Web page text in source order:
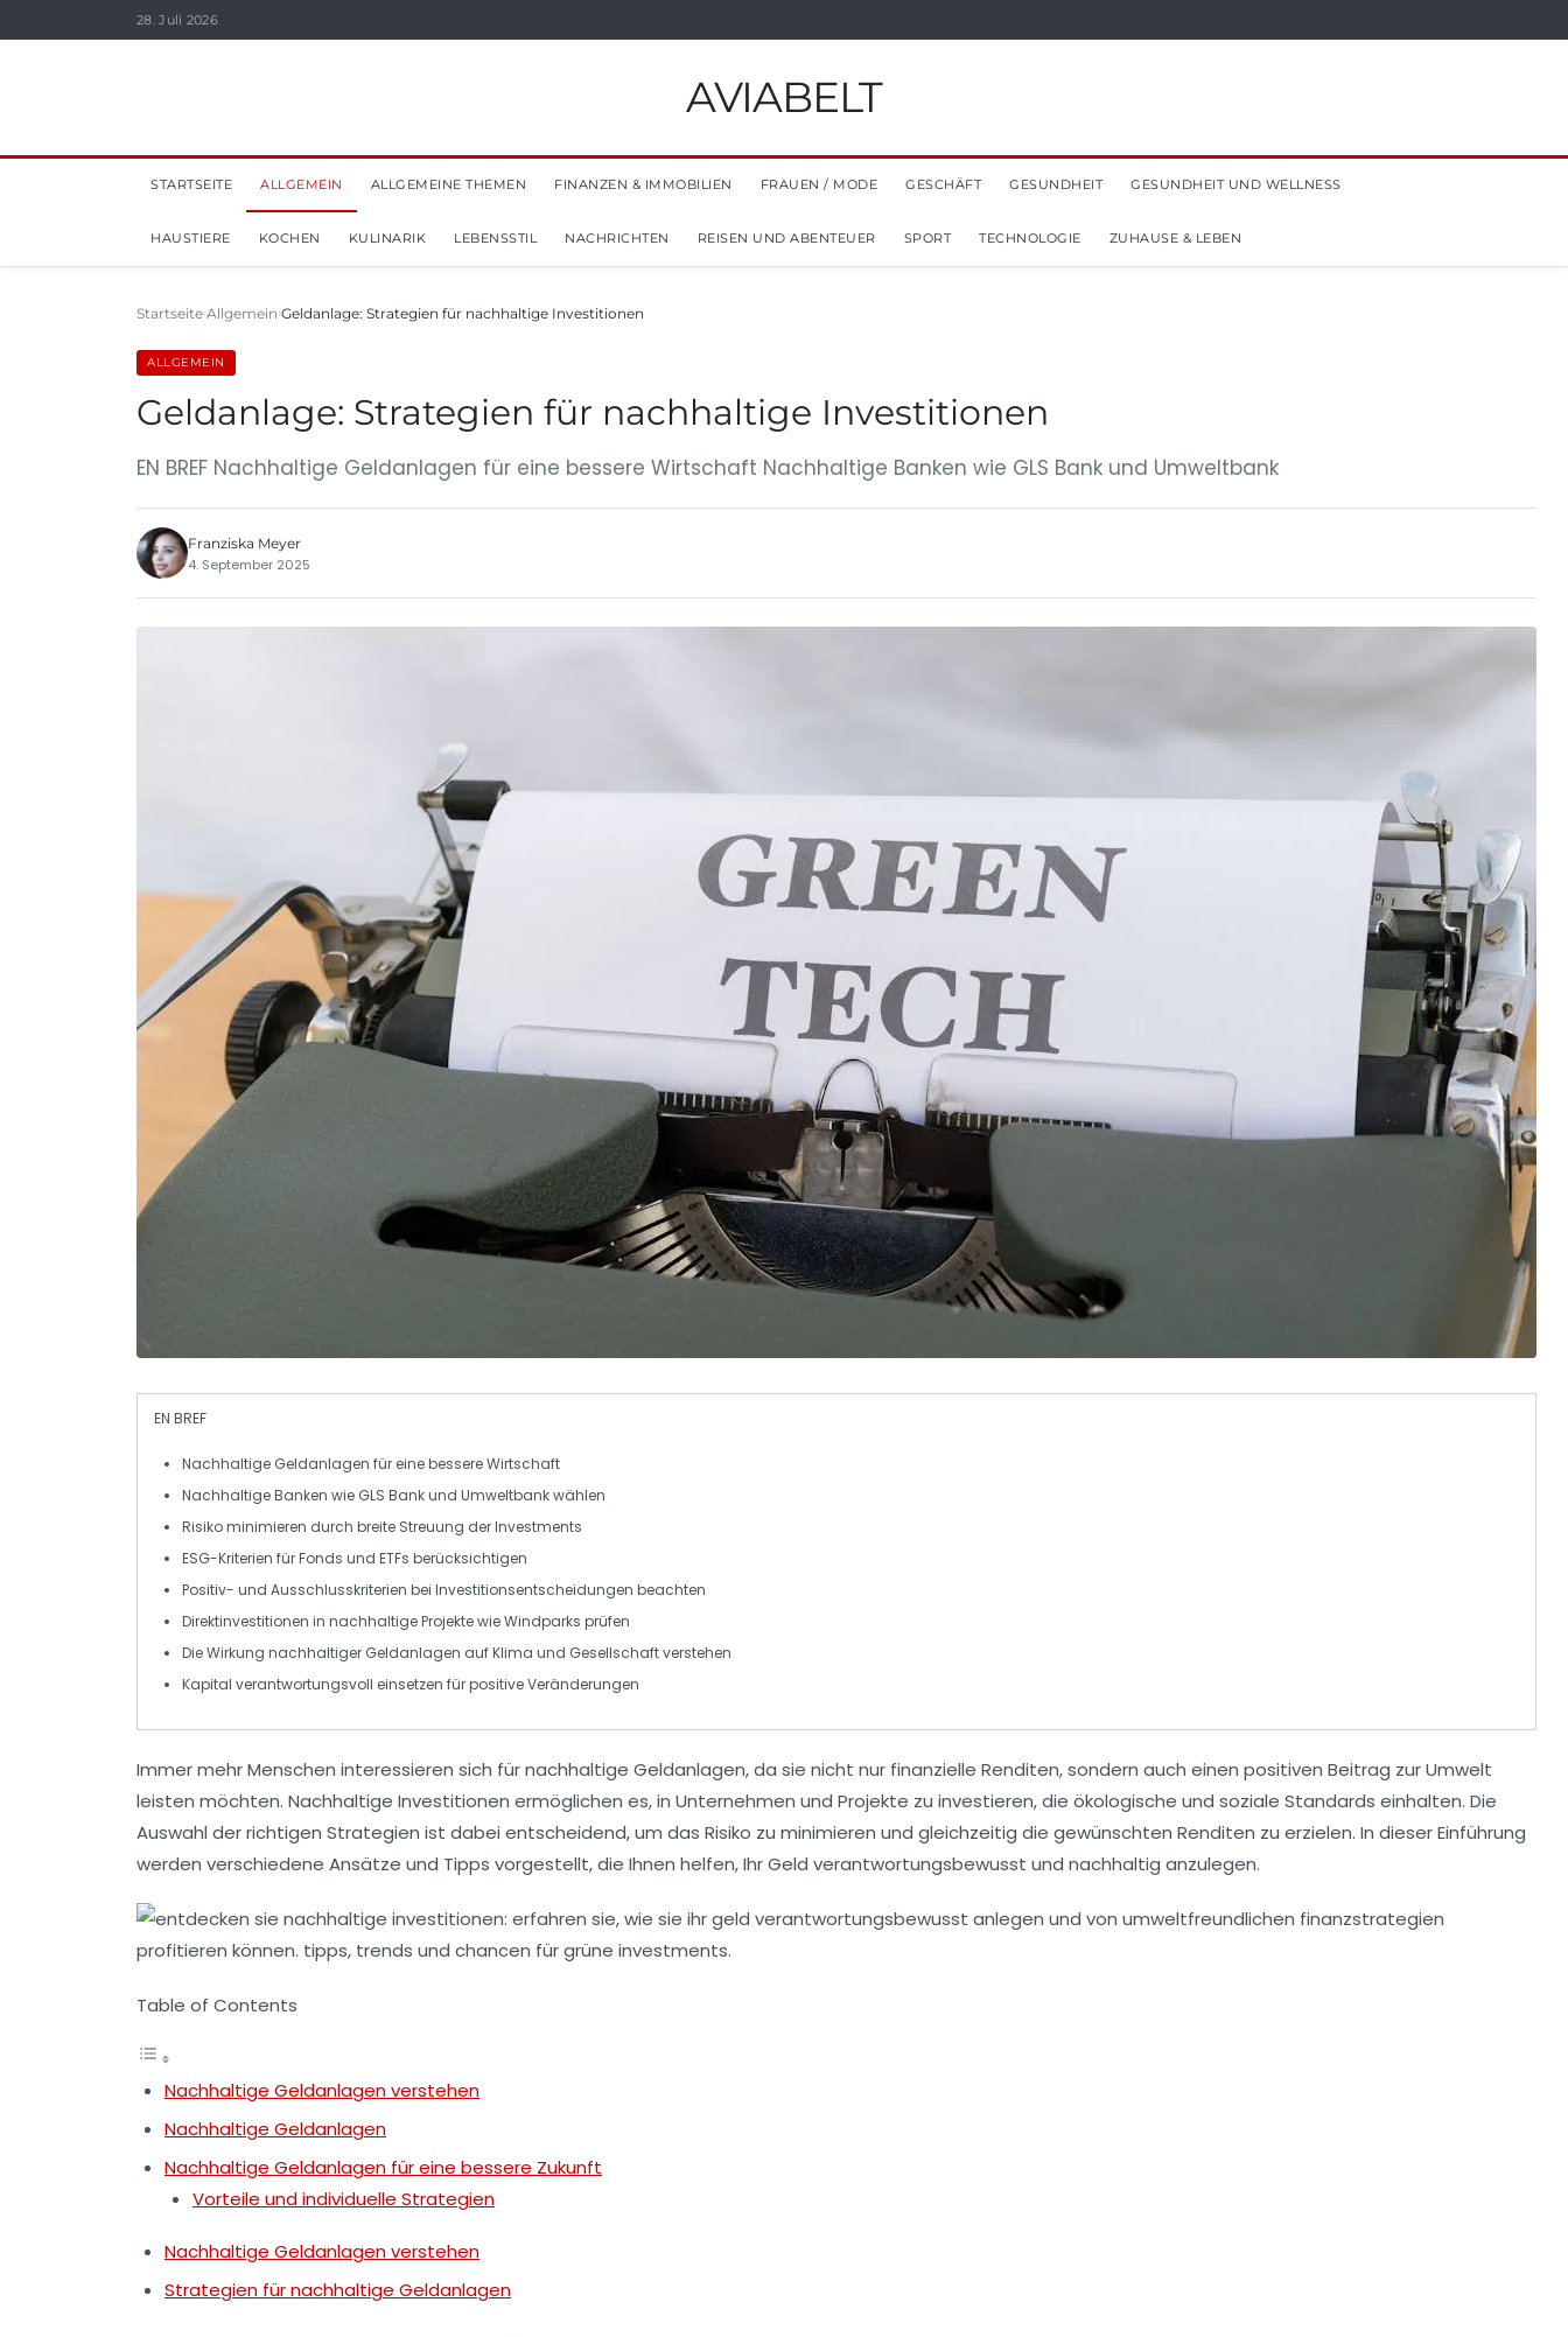
28. Juli 2026
AVIABELT
STARTSEITE ALLGEMEIN ALLGEMEINE THEMEN FINANZEN & IMMOBILIEN FRAUEN / MODE GESCHÄFT GESUNDHEIT GESUNDHEIT UND WELLNESS
HAUSTIERE KOCHEN KULINARIK LEBENSSTIL NACHRICHTEN REISEN UND ABENTEUER SPORT TECHNOLOGIE ZUHAUSE & LEBEN
Startseite Allgemein Geldanlage: Strategien für nachhaltige Investitionen
ALLGEMEIN
Geldanlage: Strategien für nachhaltige Investitionen
EN BREF Nachhaltige Geldanlagen für eine bessere Wirtschaft Nachhaltige Banken wie GLS Bank und Umweltbank
Franziska Meyer
4. September 2025
EN BREF
Nachhaltige Geldanlagen für eine bessere Wirtschaft
Nachhaltige Banken wie GLS Bank und Umweltbank wählen
Risiko minimieren durch breite Streuung der Investments
ESG-Kriterien für Fonds und ETFs berücksichtigen
Positiv- und Ausschlusskriterien bei Investitionsentscheidungen beachten
Direktinvestitionen in nachhaltige Projekte wie Windparks prüfen
DieWirkung nachhaltiger Geldanlagen auf Klima und Gesellschaft verstehen
Kapital verantwortungsvoll einsetzen für positive Veränderungen
Immer mehr Menschen interessieren sich fürnachhaltige Geldanlagen, da sie nicht nur finanzielle Renditen, sondern auch einen positiven Beitrag zur Umwelt
leisten möchten. Nachhaltige Investitionen ermöglichen es, in Unternehmen und Projekte zu investieren, die ökologische und soziale Standards einhalten. Die
Auswahl der richtigen Strategien ist dabei entscheidend, um das Risiko zu minimieren und gleichzeitig die gewünschten Renditen zu erzielen. In dieser Einführung
werden verschiedene Ansätze und Tipps vorgestellt, die Ihnen helfen, Ihr Geld verantwortungsbewusst und nachhaltig anzulegen.
Table of Contents
Nachhaltige Geldanlagen verstehen
Nachhaltige Geldanlagen
Nachhaltige Geldanlagen für eine bessere Zukunft
Vorteile und individuelle Strategien
Nachhaltige Geldanlagen verstehen
Strategien für nachhaltige Geldanlagen